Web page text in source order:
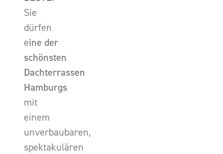
Sie
dürfen
eine der
schönsten
Dachterrassen
Hamburgs
mit
einem
unverbaubaren,
spektakulären